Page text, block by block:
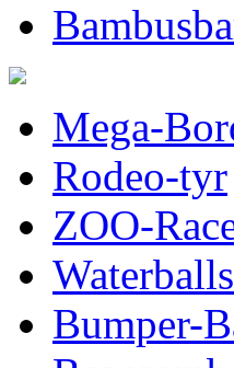
Mega-
Rodeo-tyr
ZOO-
Bumper-